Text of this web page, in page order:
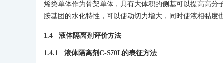
烯类单体作为骨架单体，具有大体积的侧基可以提高高
胺基团的水化特性，可以使动切力增大，同时使液相黏
1.4 液体隔离剂评价方法
1.4.1 液体隔离剂C-S70L的表征方法